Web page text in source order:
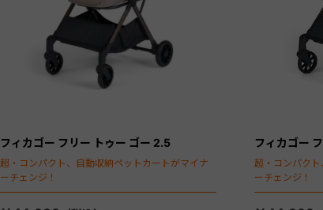
フィカゴー フリー トゥー ゴー 2.5
超・コンパクト、自動収納ペットカートがマイナ
ーチェンジ！
フィカゴー
超・コンパク
ーチェンジ！